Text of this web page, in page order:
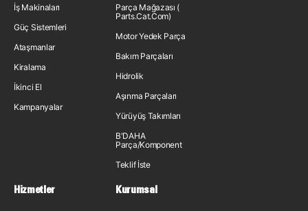
İş Makinaları
Güç Sistemleri
Ataşmanlar
Kiralama
İkinci El
Kampanyalar
Parça Mağazası (
Parts.Cat.Com)
Motor Yedek Parça
Bakım Parçaları
Hidrolik
Aşınma Parçaları
Yürüyüş Takımları
B'DAHA
Parça/Komponent
Teklif İste
Hizmetler Kurumsal